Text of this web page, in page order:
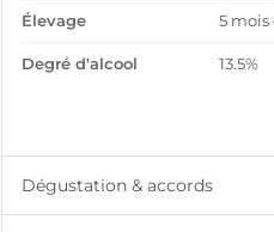
Élevage 5 mois
Degré d'alcool 13.5%
Dégustation & accords